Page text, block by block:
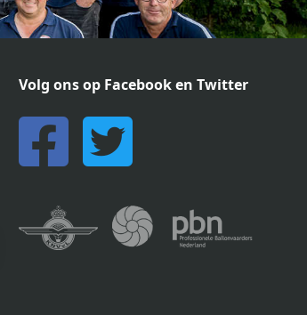
Volg ons op Facebook en Twitter